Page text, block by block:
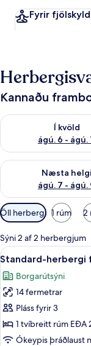
Fyrir
Kannaðu
Í kvöld
ágú. 6 - ágú.
Athuga framboð í
Næsta helgi
ágú. 7 - ágú.
Athuga framboð
Síur
í
boði
fyrir
herbergi
Öll herbergi 1 rúm 2
Sýni 2 af 2 herbergjum
Skoða
allar
myndir
fyrir
Standard-
herbergi
fyrir
8
Standard-herbergi
Borgarútsýni
14 fermetrar
Pláss fyrir 3
1 tvíbreitt rúm EÐA
Ókeypis þráðlaust